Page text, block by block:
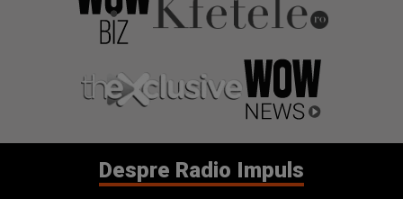
Despre Radio Impuls